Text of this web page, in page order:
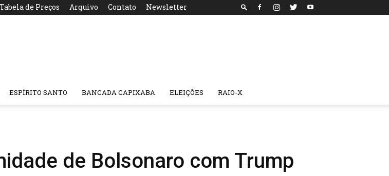
Tabela de Preços Arquivo Contato Newsletter
ESPÍRITO SANTO BANCADA CAPIXABA ELEIÇÕES RAIO-X
de Bolsonaro com Trump